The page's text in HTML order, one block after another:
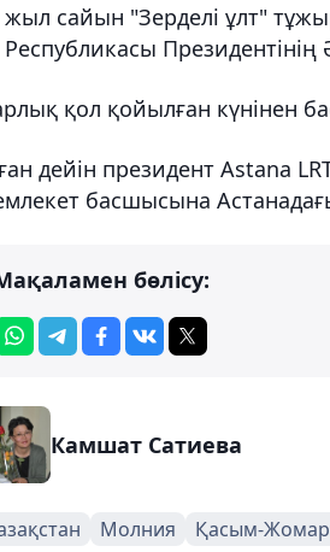
жыл сайын "Зерделі ұлт"
Республикасы Президентінің
қол қойылған күнінен
дейін президент Astana
басшысына
бөлісу:
Камшат Сатиева
Молния Қасым-